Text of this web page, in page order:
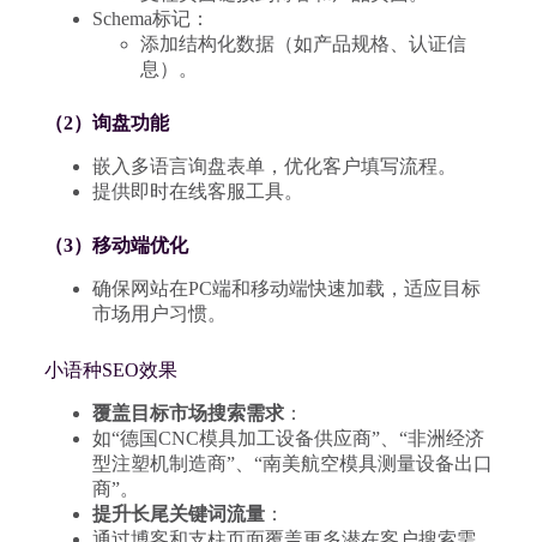
Schema标记：
添加结构化数据（如产品规格、认证信
息）。
（2）询盘功能
嵌入多语言询盘表单，优化客户填写流程。
提供即时在线客服工具。
（3）移动端优化
确保网站在PC端和移动端快速加载，适应目标
市场用户习惯。
小语种SEO效果
覆盖目标市场搜索需求：
如“德国CNC模具加工设备供应商”、“非洲经济
型注塑机制造商”、“南美航空模具测量设备出口
商”。
提升长尾关键词流量：